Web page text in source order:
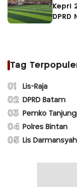
Kepri
DPRD
Tag
01 Lis-Raja
02 DPRD Batam
03 Pemko
04 Polres Bintan
05 Lis Darmansyah